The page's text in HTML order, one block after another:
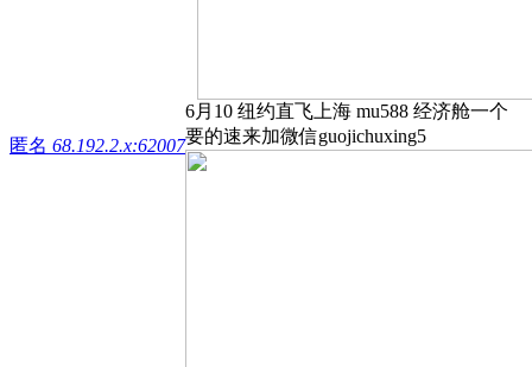
匿名 68.192.2.x:62007
6月10 纽约直飞上海 mu588 经济舱一个
要的速来加微信guojichuxing5